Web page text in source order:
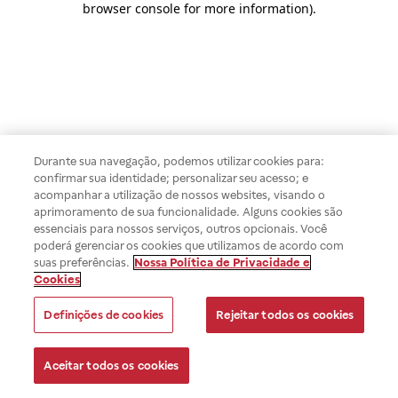
browser console for more information).
Durante sua navegação, podemos utilizar cookies para:
confirmar sua identidade; personalizar seu acesso; e
acompanhar a utilização de nossos websites, visando o
aprimoramento de sua funcionalidade. Alguns cookies são
essenciais para nossos serviços, outros opcionais. Você
poderá gerenciar os cookies que utilizamos de acordo com
suas preferências. Nossa Política de Privacidade e
Cookies
Definições de cookies Rejeitar todos os cookies
Aceitar todos os cookies